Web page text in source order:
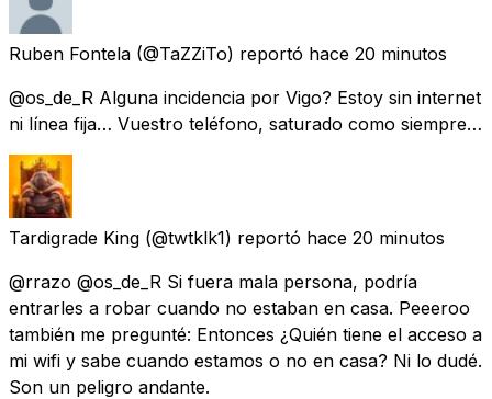
Ruben Fontela (@TaZZiTo) reportó hace 20 minutos
@os_de_R Alguna incidencia por Vigo? Estoy sin internet
ni línea fija… Vuestro teléfono, saturado como siempre…
Tardigrade King (@twtklk1) reportó hace 20 minutos
@rrazo @os_de_R Si fuera mala persona, podría
entrarles a robar cuando no estaban en casa. Peeeroo
también me pregunté: Entonces ¿Quién tiene el acceso a
mi wifi y sabe cuando estamos o no en casa? Ni lo dudé.
Son un peligro andante.